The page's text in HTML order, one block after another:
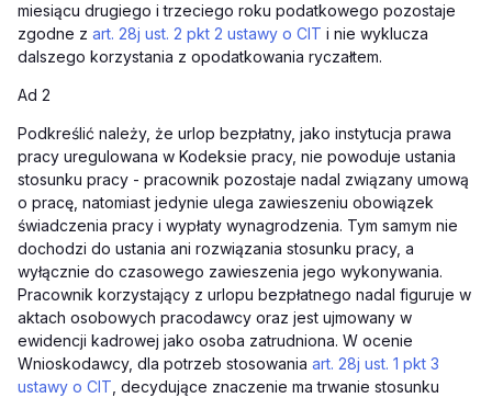
miesiącu drugiego i trzeciego roku podatkowego pozostaje
zgodne z art. 28j ust. 2 pkt 2 ustawy o CIT i nie wyklucza
dalszego korzystania z opodatkowania ryczałtem.
Ad 2
Podkreślić należy, że urlop bezpłatny, jako instytucja prawa
pracy uregulowana w Kodeksie pracy, nie powoduje ustania
stosunku pracy - pracownik pozostaje nadal związany umową
o pracę, natomiast jedynie ulega zawieszeniu obowiązek
świadczenia pracy i wypłaty wynagrodzenia. Tym samym nie
dochodzi do ustania ani rozwiązania stosunku pracy, a
wyłącznie do czasowego zawieszenia jego wykonywania.
Pracownik korzystający z urlopu bezpłatnego nadal figuruje w
aktach osobowych pracodawcy oraz jest ujmowany w
ewidencji kadrowej jako osoba zatrudniona. W ocenie
Wnioskodawcy, dla potrzeb stosowania art. 28j ust. 1 pkt 3
ustawy o CIT , decydujące znaczenie ma trwanie stosunku